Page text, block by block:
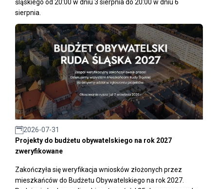
śląskiego od 20:00 w dniu 3 sierpnia do 20:00 w dniu 6
sierpnia.
2026-07-31
Projekty do budżetu obywatelskiego na rok 2027
zweryfikowane
Zakończyła się weryfikacja wniosków złożonych przez
mieszkańców do Budżetu Obywatelskiego na rok 2027.